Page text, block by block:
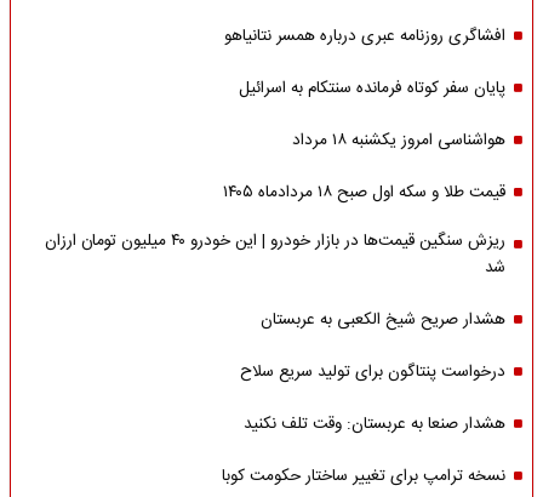
افشاگری روزنامه عبری درباره همسر نتانیاهو
پایان سفر کوتاه فرمانده سنتکام به اسرائیل
هواشناسی امروز یکشنبه ۱۸ مرداد
قیمت طلا و سکه اول صبح ۱۸ مردادماه ۱۴۰۵
ریزش سنگین قیمت‌ها در بازار خودرو | این خودرو ۴۰ میلیون تومان ارزان
شد
هشدار صریح شیخ الکعبی به عربستان
درخواست پنتاگون برای تولید سریع سلاح
هشدار صنعا به عربستان: وقت تلف نکنید
نسخه ترامپ برای تغییر ساختار حکومت کوبا